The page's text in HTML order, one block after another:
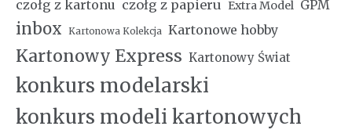
czołg z kartonu czołg z papieru Extra Model GPM
inbox Kartonowa Kolekcja Kartonowe hobby
Kartonowy Express Kartonowy Świat
konkurs modelarski
konkurs modeli kartonowych